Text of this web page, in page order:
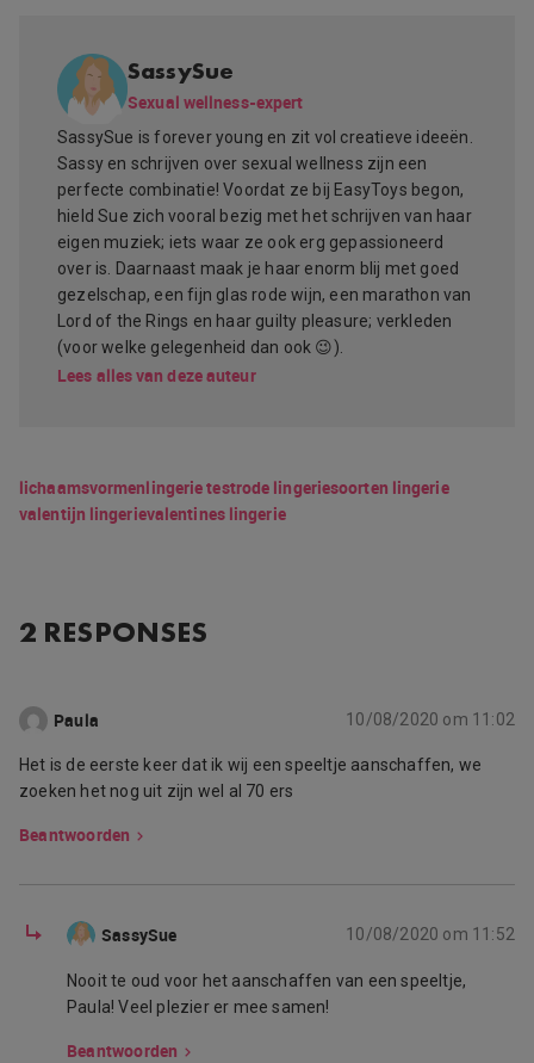
SassySue
Sexual wellness-expert
SassySue is forever young en zit vol creatieve ideeën.
Sassy en schrijven over sexual wellness zijn een
perfecte combinatie! Voordat ze bij EasyToys begon,
hield Sue zich vooral bezig met het schrijven van haar
eigen muziek; iets waar ze ook erg gepassioneerd
over is. Daarnaast maak je haar enorm blij met goed
gezelschap, een fijn glas rode wijn, een marathon van
Lord of the Rings en haar guilty pleasure; verkleden
(voor welke gelegenheid dan ook 😉).
Lees alles van deze auteur
lichaamsvormenlingerie testrode lingeriesoorten lingerie
valentijn lingerievalentines lingerie
2 RESPONSES
Paula 10/08/2020 om 11:02
Het is de eerste keer dat ik wij een speeltje aanschaffen, we
zoeken het nog uit zijn wel al 70 ers
Beantwoorden
SassySue 10/08/2020 om 11:52
Nooit te oud voor het aanschaffen van een speeltje,
Paula! Veel plezier er mee samen!
Beantwoorden